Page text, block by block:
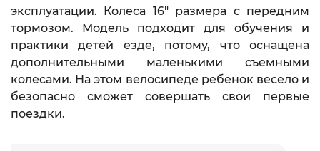
эксплуатации. Колеса 16" размера с передним
тормозом. Модель подходит для обучения и
практики детей езде, потому, что оснащена
дополнительными маленькими съемными
колесами. На этом велосипеде ребенок весело и
безопасно сможет совершать свои первые
поездки.